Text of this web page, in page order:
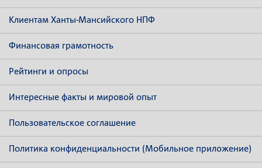
Клиентам Ханты-Мансийского НПФ
Финансовая грамотность
Рейтинги и опросы
Интересные факты и мировой опыт
Пользовательское соглашение
Политика конфиденциальности (Мобильное приложение)